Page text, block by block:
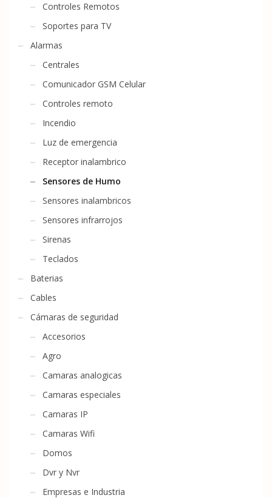
Controles Remotos
Soportes para TV
Alarmas
Centrales
Comunicador GSM Celular
Controles remoto
Incendio
Luz de emergencia
Receptor inalambrico
Sensores de Humo
Sensores inalambricos
Sensores infrarrojos
Sirenas
Teclados
Baterias
Cables
Cámaras de seguridad
Accesorios
Agro
Camaras analogicas
Camaras especiales
Camaras IP
Camaras Wifi
Domos
Dvr y Nvr
Empresas e Industria